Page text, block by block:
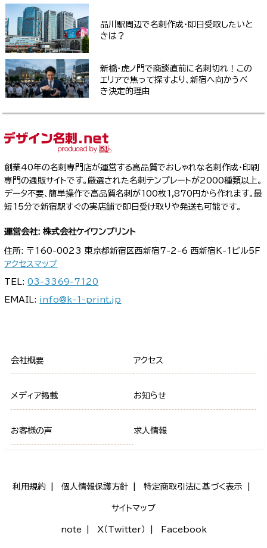
品川駅周辺で名刺作成・即日受取したいと
きは？
新橋・虎ノ門で商談直前に名刺切れ！この
エリアで焦って探すより、新宿へ向かうべ
き決定的理由
創業40年の名刺専門店が運営する高品質でおしゃれな名刺作成・印刷
専門の通販サイトです。厳選された名刺テンプレートが2000種類以上。
データ不要、簡単操作で高品質名刺が100枚1,870円から作れます。最
短15分で新宿駅すぐの実店舗で即日受け取りや発送も可能です。
運営会社: 株式会社ケイワンプリント
住所: 〒160-0023 東京都新宿区西新宿7-2-6 西新宿K-1ビル5F
アクセスマップ
TEL:03-3369-7120
EMAIL: info@k-1-print.jp
会社概要 アクセス
メディア掲載 お知らせ
お客様の声 求人情報
利用規約 個人情報保護方針 特定商取引法に基づく表示
サイトマップ
note X（Twitter） Facebook